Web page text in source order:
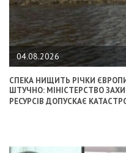
04.08.2026
СПЕКА НИЩИТЬ РІЧКИ
ШТУЧНО: МІНІСТЕРСТВО
РЕСУРСІВ ДОПУСКАЄ